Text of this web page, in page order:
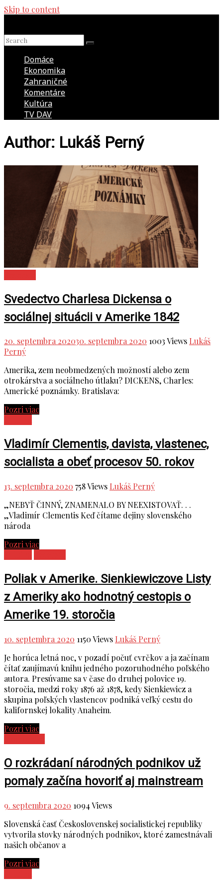
Skip to content
Domáce
Ekonomika
Zahraničné
Komentáre
Kultúra
TV DAV
Author: Lukáš Perný
Svedectvo Charlesa Dickensa o
sociálnej situácii v Amerike 1842
20. septembra 202030. septembra 2020 1003 Views Lukáš
Perný
Amerika, zem neobmedzených možností alebo zem
otrokárstva a sociálneho útlaku? DICKENS, Charles:
Americké poznámky. Bratislava:
Pozri viac
Vladimír Clementis, davista, vlastenec,
socialista a obeť procesov 50. rokov
13. septembra 2020 758 Views Lukáš Perný
„NEBYŤ ČINNÝ, ZNAMENALO BY NEEXISTOVAŤ. . .
„Vladimír Clementis Keď čítame dejiny slovenského
národa
Pozri viac
Poliak v Amerike. Sienkiewiczove Listy
z Ameriky ako hodnotný cestopis o
Amerike 19. storočia
10. septembra 2020 1150 Views Lukáš Perný
Je horúca letná noc, v pozadí počuť cvrčkov a ja začínam
čítať zaujímavú knihu jedného pozoruhodného poľského
autora. Presúvame sa v čase do druhej polovice 19.
storočia, medzi roky 1876 až 1878, kedy Sienkiewicz a
skupina poľských vlastencov podniká veľký cestu do
kalifornskej lokality Anaheim.
Pozri viac
O rozkrádaní národných podnikov už
pomaly začína hovoriť aj mainstream
9. septembra 2020 1094 Views
Slovenská časť Československej socialistickej republiky
vytvorila stovky národných podnikov, ktoré zamestnávali
našich občanov a
Pozri viac